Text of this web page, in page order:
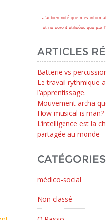
J'ai bien noté que mes
et ne seront utilisées que par
ARTICLES
Batterie vs
Le travail rythmique
l’apprentissage.
Mouvement
How musical is man?
L’intelligence est la
partagée au monde
CATÉGORIES
médico-social
Non classé